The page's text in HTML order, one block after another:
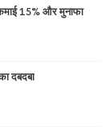
15% और मुनाफा
दबदबा